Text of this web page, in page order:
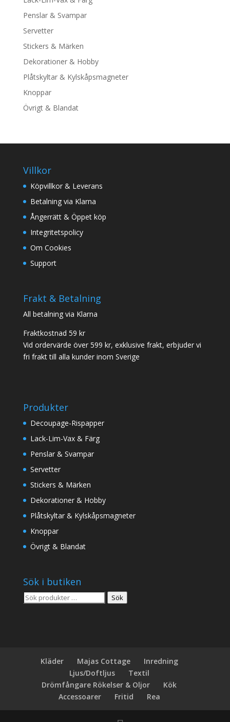
Penslar & Svampar
Servetter
Stickers & Märken
Dekorationer & Hobby
Plåtskyltar & Kylskåpsmagneter
Knoppar
Övrigt & Blandat
Villkor
Köpvillkor & Leverans
Betalning via Klarna
Ångerrätt & Öppet köp
Integritetspolicy
Om Cookies
Support
Frakt & Betalning
All betalning via Klarna
Fraktkostnad 59 kr
Vid ordervärde över 599 kr, exklusive frakt, erbjuder vi
fri frakt till alla kunder inom Sverige
Produkter
Decoupage-Rispapper
Lack-Lim-Vax & Färg
Penslar & Svampar
Servetter
Stickers & Märken
Dekorationer & Hobby
Plåtskyltar & Kylskåpsmagneter
Knoppar
Övrigt & Blandat
Sök i butiken
Sök
Sök
Kläder Majas Cottage
Inredning
Ljus/Doftljus
Textil
Drömfångare Rökelser & Oljor
Kök
Accessoarer
Fritid Rea